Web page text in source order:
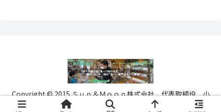
Copyright © 2015 Ｓｕｎ＆Ｍｏｏｎ株式会社 代表取締役 小
川 明 All Rights Reserved.